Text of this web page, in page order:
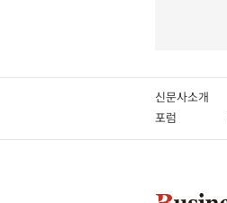
신문사소개
포럼